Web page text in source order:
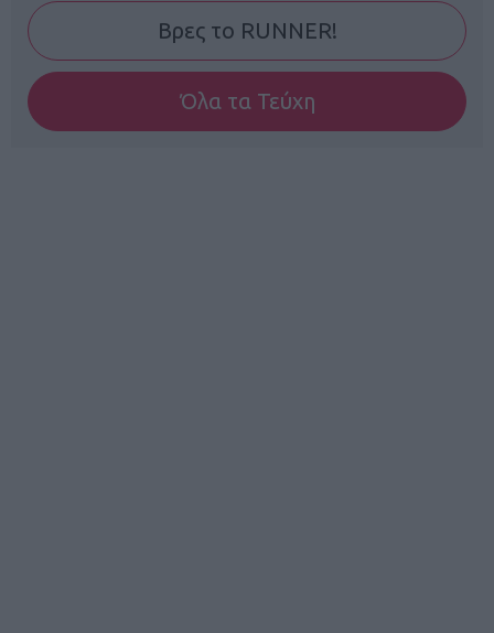
Βρες το RUNNER!
Όλα τα Τεύχη